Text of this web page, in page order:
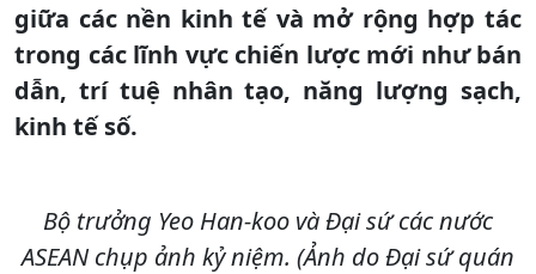
giữa các nền kinh tế và mở rộng hợp tác
trong các lĩnh vực chiến lược mới như bán
dẫn, trí tuệ nhân tạo, năng lượng sạch,
kinh tế số.
Bộ trưởng Yeo Han-koo và Đại sứ các nước
ASEAN chụp ảnh kỷ niệm. (Ảnh do Đại sứ quán